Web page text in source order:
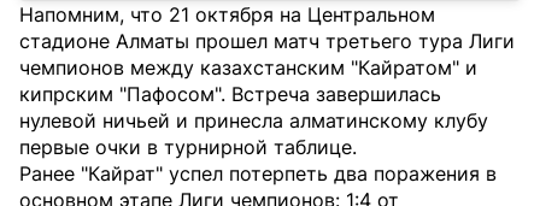
Напомним, что 21 октября на Центральном
стадионе Алматы прошел матч третьего тура Лиги
чемпионов между казахстанским "Кайратом" и
кипрским "Пафосом". Встреча завершилась
нулевой ничьей и принесла алматинскому клубу
первые очки в турнирной таблице.
Ранее "Кайрат" успел потерпеть два поражения в
основном этапе Лиги чемпионов: 1:4 от